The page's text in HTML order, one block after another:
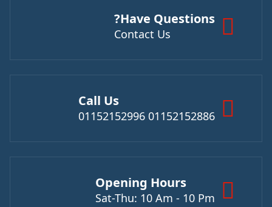
Have Questions?
Contact Us
Call Us
01152152886 01152152996
Opening Hours
Sat-Thu: 10 Am - 10 Pm